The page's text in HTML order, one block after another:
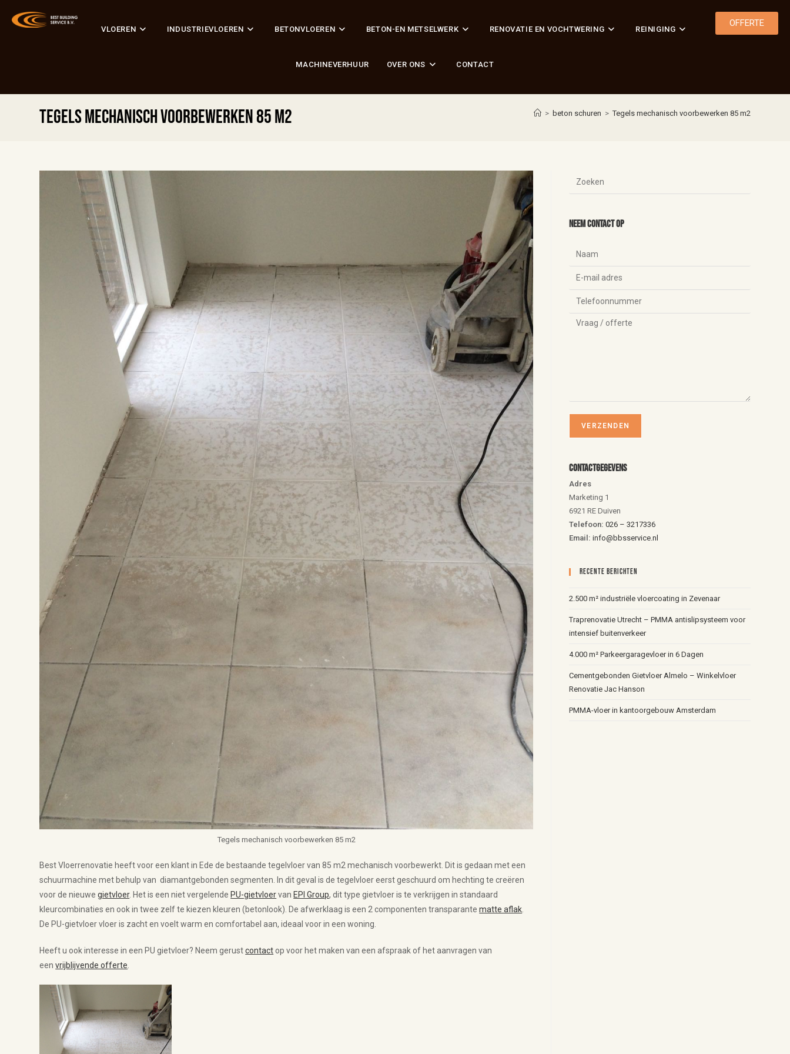
VLOEREN INDUSTRIEVLOEREN BETONVLOEREN BETON-EN METSELWERK RENOVATIE EN VOCHTWERING REINIGING
MACHINEVERHUUR OVER ONS CONTACT
OFFERTE
Tegels mechanisch voorbewerken 85 m2 > beton schuren > Tegels mechanisch voorbewerken 85 m2
Tegels mechanisch voorbewerken 85 m2
Best Vloerrenovatie heeft voor een klant in Ede de bestaande tegelvloer van 85 m2 mechanisch voorbewerkt. Dit is gedaan met een
schuurmachine met behulp van diamantgebonden segmenten. In dit geval is de tegelvloer eerst geschuurd om hechting te creëren
voor de nieuwegietvloer. Het is een niet vergelende PU-gietvloervan EPI Group, dit type gietvloer is te verkrijgen in standaard
kleurcombinaties en ook in twee zelf te kiezen kleuren (betonlook). De afwerklaag is een 2 componenten transparantematte aflak.
De PU-gietvloer vloer is zacht en voelt warm en comfortabel aan, ideaal voor in een woning.
Heeft u ook interesse in een PU gietvloer? Neem gerustcontactop voor het maken van een afspraak of het aanvragen van
eenvrijblijvende offerte.
Neem contact op
Contactgegevens
Adres
Marketing 1
6921 RE Duiven
Telefoon:026 – 3217336
Email: info@bbsservice.nl
Recente Berichten
2.500 m² industriële vloercoating in Zevenaar
Traprenovatie Utrecht – PMMA antislipsysteem voor
intensief buitenverkeer
4.000 m² Parkeergaragevloer in 6 Dagen
Cementgebonden Gietvloer Almelo – Winkelvloer
Renovatie Jac Hanson
PMMA-vloer in kantoorgebouw Amsterdam